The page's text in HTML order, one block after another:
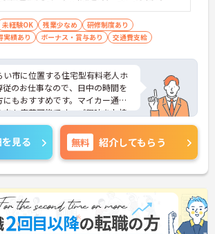
未経験OK 残業少なめ
研修制度あり
実績あり
ボーナス・賞与あり 交通費支給
い市に位置する住宅型有料老人ホ
従のお仕事なので、日中の時間を
もおすすめです。マイカー通勤
も応募可能です。ご興味をお持
お問い合わせください。
見る 無料 紹介してもらう